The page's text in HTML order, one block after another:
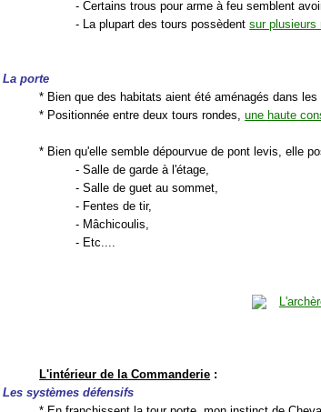
- Certains trous pour arme à feu semblent
- La plupart des tours possèdentsur plusieurs
La porte
* Bien que des habitats aient été aménagés dans
* Positionnée entre deux tours rondes,une haute
* Bien qu'elle semble dépourvue de pont levis, elle
- Salle de garde à l'étage,
- Salle de guet au sommet,
- Fentes de tir,
- Mâchicoulis,
- Etc....
L'intérieur de la Commanderie :
Les systèmes défensifs